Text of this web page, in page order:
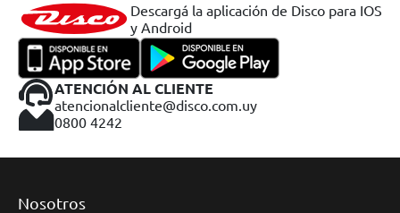
Descargá la aplicación de Disco para IOS
y Android
ATENCIÓN AL CLIENTE
atencionalcliente@disco.com.uy
0800 4242
Nosotros